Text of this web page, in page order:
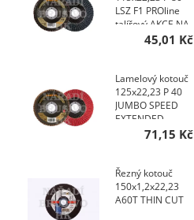
LSZ F1 PROline
talířový AKCE NA
200 KS45,01 Kč
Lamelový kotouč
125x22,23 P 40
JUMBO SPEED
EXTENDED
TOPline talířový
71,15 Kč
Řezný kotouč
150x1,2x22,23
A60T THIN CUT